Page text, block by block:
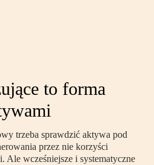
to forma
trzeba sprawdzić aktywa pod
przez nie korzyści
Ale wcześniejsze i systematyczne